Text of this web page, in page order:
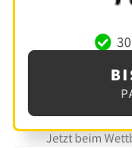
Jetzt beim